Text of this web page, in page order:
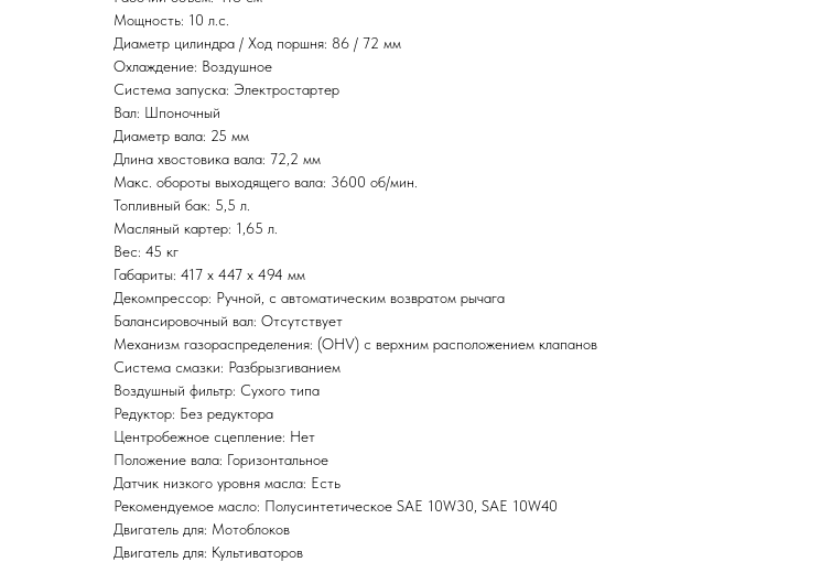
Мощность: 10 л.с.
Диаметр цилиндра / Ход поршня: 86 / 72 мм
Охлаждение: Воздушное
Система запуска: Электростартер
Вал: Шпоночный
Диаметр вала: 25 мм
Длина хвостовика вала: 72,2 мм
Макс. обороты выходящего вала: 3600 об/мин.
Топливный бак: 5,5 л.
Масляный картер: 1,65 л.
Вес: 45 кг
Габариты: 417 x 447 x 494 мм
Декомпрессор: Ручной, с автоматическим возвратом рычага
Балансировочный вал: Отсутствует
Механизм газораспределения: (OHV) с верхним расположением клапанов
Система смазки: Разбрызгиванием
Воздушный фильтр: Сухого типа
Редуктор: Без редуктора
Центробежное сцепление: Нет
Положение вала: Горизонтальное
Датчик низкого уровня масла: Есть
Рекомендуемое масло: Полусинтетическое SAE 10W30, SAE 10W40
Двигатель для: Мотоблоков
Двигатель для: Культиваторов